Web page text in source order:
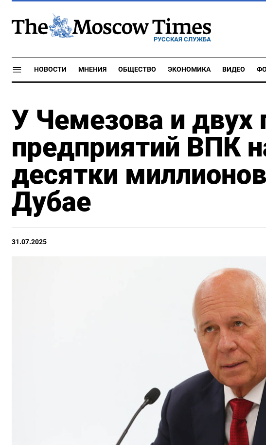
РУССКАЯ СЛУЖБА
НОВОСТИ МНЕНИЯ ОБЩЕСТВО ЭКОНОМИКА ВИДЕО
У Чемезова и двух
предприятий ВПК
десятки
Дубае
31.07.2025